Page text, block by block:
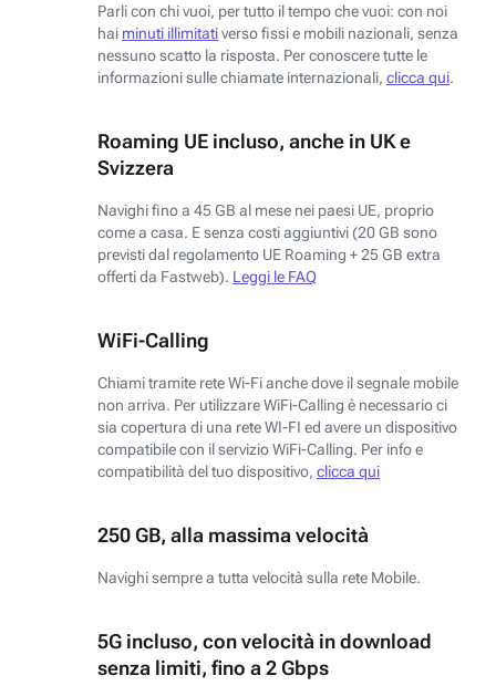
Parli con chi vuoi, per tutto il tempo che vuoi: con noi
hai minuti illimitativerso fissi e mobili nazionali, senza
nessuno scatto la risposta. Per conoscere tutte le
informazioni sulle chiamate internazionali, clicca qui.
Roaming UE incluso, anche in UK e
Svizzera
Navighi fino a 45 GB al mese nei paesi UE, proprio
come a casa. E senza costi aggiuntivi (20 GB sono
previsti dal regolamento UE Roaming + 25 GB extra
offerti da Fastweb). Leggi le FAQ
WiFi-Calling
Chiami tramite rete Wi-Fi anche dove il segnale mobile
non arriva. Per utilizzare WiFi-Calling è necessario ci
sia copertura di una rete WI-FI ed avere un dispositivo
compatibile con il servizio WiFi-Calling. Per info e
compatibilità del tuo dispositivo, clicca qui
250 GB, alla massima velocità
Navighi sempre a tutta velocità sulla rete Mobile.
5G incluso, con velocità in download
senza limiti, fino a 2 Gbps